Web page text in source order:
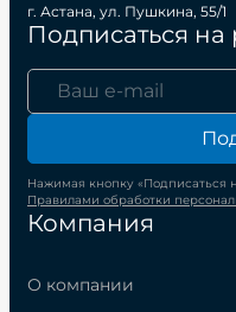
Компания
О компании
г. Астана, ул. Пушкина, 55/1
Подписаться на
Нажимая кнопку «Подписаться
Правилами обработки